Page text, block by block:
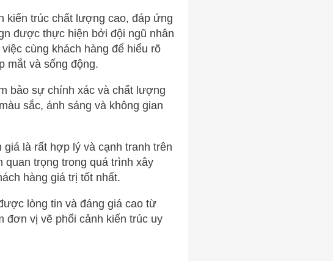
kiến trúc chất lượng cao, đáp ứng
được thực hiện bởi đội ngũ nhân
cùng khách hàng để hiểu rõ
mắt và sống động.
bảo sự chính xác và chất lượng
sắc, ánh sáng và không gian
là rất hợp lý và cạnh tranh trên
quan trọng trong quá trình xây
hàng giá trị tốt nhất.
lòng tin và đáng giá cao từ
đơn vị vẽ phối cảnh kiến trúc uy